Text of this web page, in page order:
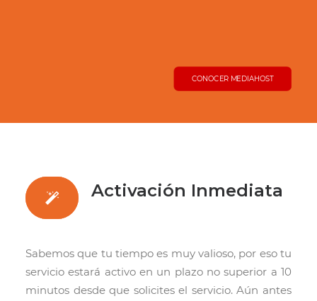
CONOCER MEDIAHOST
Activación Inmediata
Sabemos que tu tiempo es muy valioso, por eso tu
servicio estará activo en un plazo no superior a 10
minutos desde que solicites el servicio. Aún antes